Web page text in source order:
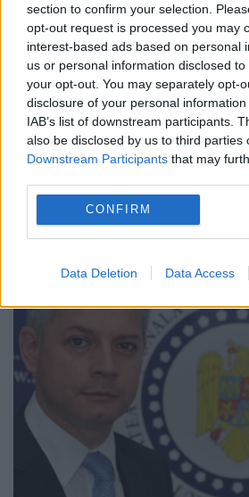
section to confirm your selection.
opt-out request is processed you may
interest-based ads based on personal
us or personal information disclosed
your opt-out. You may separately opt-
disclosure of your personal
IAB’s list of downstream participants.
also be disclosed by us to third parties
Downstream Participants that may
CONFIRM
Data Deletion Data Access
Retrocedările, blocate
amendării conducerii
3 MARTIE 2015
Săptămâna trecută, EVZ a
„samsarii” de terenuri au
de milioane de euro.
fi discutată în Guvern.
Autorității Naționale